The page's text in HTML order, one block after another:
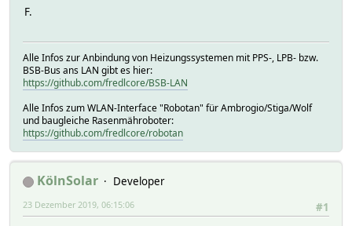
V 1.26.01 a-culfw Build: private build (unknown) CUBe (F-
omAA00000000000035
V 1.26.01 a-culfw Build: private build (unknown) CUBe (F-
omAA0003FFFFFFFF8035
omAA07FFFFFFFFFF35
V 1.26.01 a-culfw Build: private build (unknown) CUBe (F-
omAA0000001FFFFF8035
V 1.26.01 a-culfw Build: private build (unknown) CUBe (F-
omAA000000001FFC35
F.
Alle Infos zur Anbindung von Heizungssystemen mit PPS-, LPB- bzw.
BSB-Bus ans LAN gibt es hier:
https://github.com/fredlcore/BSB-LAN
Alle Infos zum WLAN-Interface "Robotan" für Ambrogio/Stiga/Wolf
und baugleiche Rasenmähroboter:
https://github.com/fredlcore/robotan
KölnSolar
Developer
#1
23 Dezember 2019, 06:15:06